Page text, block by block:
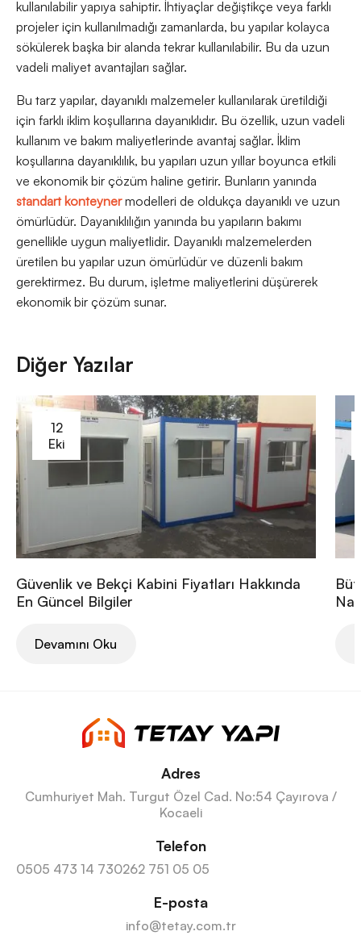
kullanılabilir yapıya sahiptir. İhtiyaçlar değiştikçe veya farklı
projeler için kullanılmadığı zamanlarda, bu yapılar kolayca
sökülerek başka bir alanda tekrar kullanılabilir. Bu da uzun
vadeli maliyet avantajları sağlar.
Bu tarz yapılar, dayanıklı malzemeler kullanılarak üretildiği
için farklı iklim koşullarına dayanıklıdır. Bu özellik, uzun vadeli
kullanım ve bakım maliyetlerinde avantaj sağlar. İklim
koşullarına dayanıklılık, bu yapıları uzun yıllar boyunca etkili
ve ekonomik bir çözüm haline getirir. Bunların yanında
standart konteynermodelleri de oldukça dayanıklı ve uzun
ömürlüdür. Dayanıklılığın yanında bu yapıların bakımı
genellikle uygun maliyetlidir. Dayanıklı malzemelerden
üretilen bu yapılar uzun ömürlüdür ve düzenli bakım
gerektirmez. Bu durum, işletme maliyetlerini düşürerek
ekonomik bir çözüm sunar.
Diğer Yazılar
12
Eki
Güvenlik ve Bekçi Kabini Fiyatları Hakkında
En Güncel Bilgiler
Devamını Oku
Adres
Cumhuriyet Mah. Turgut Özel Cad. No:54 Çayırova /
Kocaeli
Telefon
0505 473 14 730262 751 05 05
E-posta
info@tetay.com.tr